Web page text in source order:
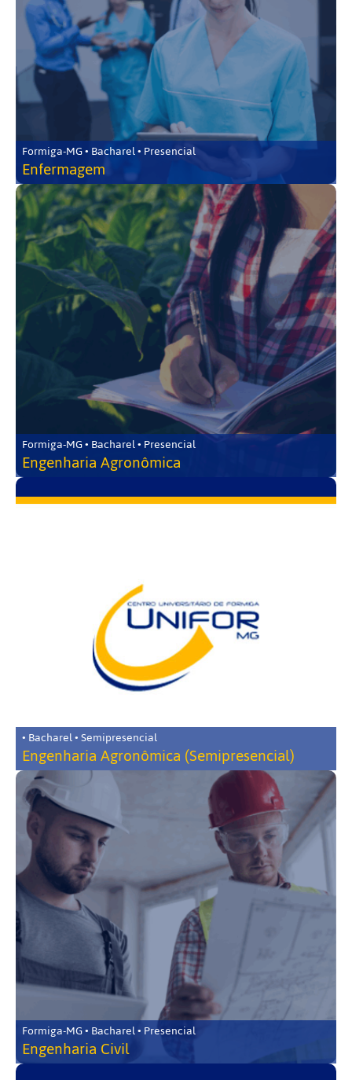
Formiga-MG • Bacharel • Presencial
Enfermagem
Formiga-MG • Bacharel • Presencial
Engenharia Agronômica
• Bacharel • Semipresencial
Engenharia Agronômica (Semipresencial)
Formiga-MG • Bacharel • Presencial
Engenharia Civil